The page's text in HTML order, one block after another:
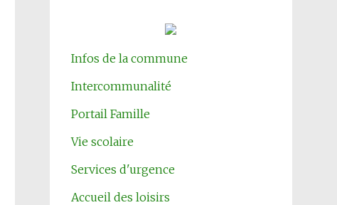
Infos de la commune
Intercommunalité
Portail Famille
Vie scolaire
Services d'urgence
Accueil des loisirs